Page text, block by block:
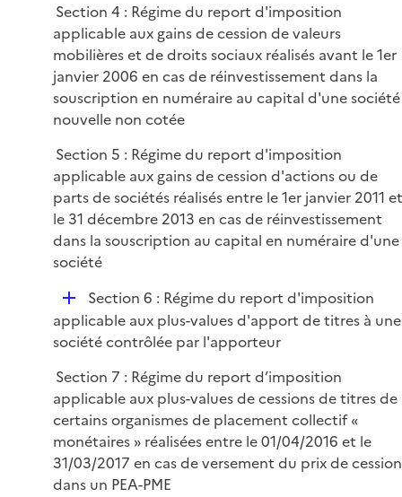
i
e
r
Section 4 : Régime du report d'imposition
applicable aux gains de cession de valeurs
mobilières et de droits sociaux réalisés avant le 1er
janvier 2006 en cas de réinvestissement dans la
souscription en numéraire au capital d'une société
nouvelle non cotée
Section 5 : Régime du report d'imposition
applicable aux gains de cession d'actions ou de
parts de sociétés réalisés entre le 1er janvier 2011 et
le 31 décembre 2013 en cas de réinvestissement
dans la souscription au capital en numéraire d'une
société
D
é
p
i
e
r
Section 6 : Régime du report d'imposition
applicable aux plus-values d'apport de titres à une
société contrôlée par l'apporteur
Section 7 : Régime du report d’imposition
applicable aux plus-values de cessions de titres de
certains organismes de placement collectif «
monétaires » réalisées entre le 01/04/2016 et le
31/03/2017 en cas de versement du prix de cession
dans un PEA-PME